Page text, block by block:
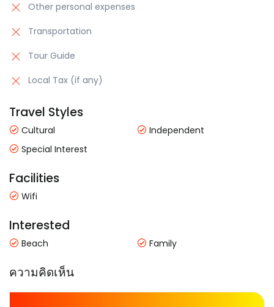
Other personal expenses
Transportation
Tour Guide
Local Tax (if any)
Travel Styles
Cultural
Independent
Special Interest
Facilities
Wifi
Interested
Beach Family
ความคิดเห็น